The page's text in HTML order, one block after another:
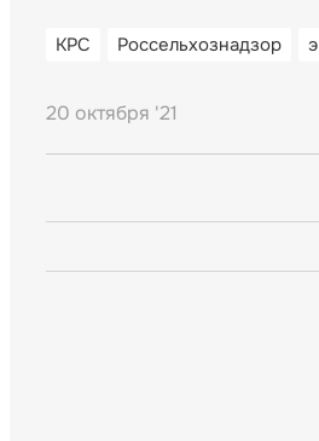
КРС Россельхознадзор
20 октября '21